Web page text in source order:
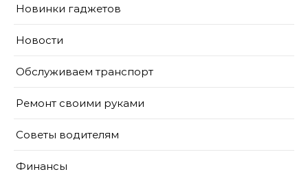
Новинки гаджетов
Новости
Обслуживаем транспорт
Ремонт своими руками
Советы водителям
Финансы